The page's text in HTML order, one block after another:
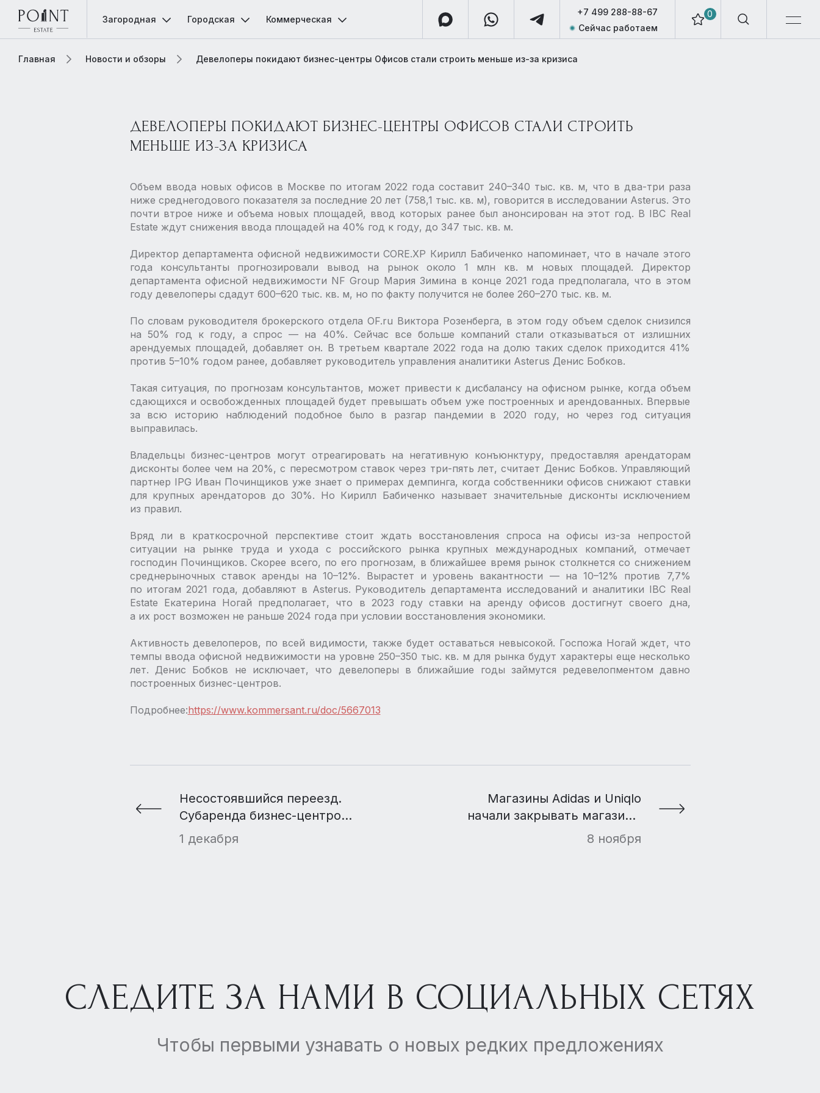
0
+7 499 288-88-67
Сейчас работаем
Загородная Городская Коммерческая
Главная Новости и обзоры Девелоперы покидают бизнес-центры Офисов стали строить меньше из-за кризиса
ДЕВЕЛОПЕРЫ ПОКИДАЮТ БИЗНЕС-ЦЕНТРЫ ОФИСОВ СТАЛИ СТРОИТЬ
МЕНЬШЕ ИЗ-ЗА КРИЗИСА
Объем ввода новых офисов в Москве по итогам 2022 года составит 240–340 тыс. кв. м, что в два-три раза
ниже среднегодового показателя за последние 20 лет (758,1 тыс. кв. м), говорится в исследовании Asterus. Это
почти втрое ниже и объема новых площадей, ввод которых ранее был анонсирован на этот год. В IBC Real
Estate ждут снижения ввода площадей на 40% год к году, до 347 тыс. кв. м.
Директор департамента офисной недвижимости CORE.XP Кирилл Бабиченко напоминает, что в начале этого
года консультанты прогнозировали вывод на рынок около 1 млн кв. м новых площадей. Директор
департамента офисной недвижимости NF Group Мария Зимина в конце 2021 года предполагала, что в этом
году девелоперы сдадут 600–620 тыс. кв. м, но по факту получится не более 260–270 тыс. кв. м.
По словам руководителя брокерского отдела OF.ru Виктора Розенберга, в этом году объем сделок снизился
на 50% год к году, а спрос — на 40%. Сейчас все больше компаний стали отказываться от излишних
арендуемых площадей, добавляет он. В третьем квартале 2022 года на долю таких сделок приходится 41%
против 5–10% годом ранее, добавляет руководитель управления аналитики Asterus Денис Бобков.
Такая ситуация, по прогнозам консультантов, может привести к дисбалансу на офисном рынке, когда объем
сдающихся и освобожденных площадей будет превышать объем уже построенных и арендованных. Впервые
за всю историю наблюдений подобное было в разгар пандемии в 2020 году, но через год ситуация
выправилась.
Владельцы бизнес-центров могут отреагировать на негативную конъюнктуру, предоставляя арендаторам
дисконты более чем на 20%, с пересмотром ставок через три-пять лет, считает Денис Бобков. Управляющий
партнер IPG Иван Починщиков уже знает о примерах демпинга, когда собственники офисов снижают ставки
для крупных арендаторов до 30%. Но Кирилл Бабиченко называет значительные дисконты исключением
из правил.
Вряд ли в краткосрочной перспективе стоит ждать восстановления спроса на офисы из-за непростой
ситуации на рынке труда и ухода с российского рынка крупных международных компаний, отмечает
господин Починщиков. Скорее всего, по его прогнозам, в ближайшее время рынок столкнется со снижением
среднерыночных ставок аренды на 10–12%. Вырастет и уровень вакантности — на 10–12% против 7,7%
по итогам 2021 года, добавляют в Asterus. Руководитель департамента исследований и аналитики IBC Real
Estate Екатерина Ногай предполагает, что в 2023 году ставки на аренду офисов достигнут своего дна,
а их рост возможен не раньше 2024 года при условии восстановления экономики.
Активность девелоперов, по всей видимости, также будет оставаться невысокой. Госпожа Ногай ждет, что
темпы ввода офисной недвижимости на уровне 250–350 тыс. кв. м для рынка будут характеры еще несколько
лет. Денис Бобков не исключает, что девелоперы в ближайшие годы займутся редевелопментом давно
построенных бизнес-центров.
Подробнее:https://www.kommersant.ru/doc/5667013
Несостоявшийся переезд.
Субаренда бизнес-центров
не нашла спроса
1 декабря
Магазины Adidas и Uniqlo
начали закрывать магазины
в России
8 ноября
СЛЕДИТЕ ЗА НАМИ В СОЦИАЛЬНЫХ СЕТЯХ
Чтобы первыми узнавать о новых редких предложениях